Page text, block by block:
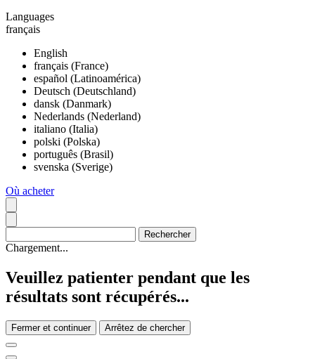
Languages
français
English
français (France)
español (Latinoamérica)
Deutsch (Deutschland)
dansk (Danmark)
Nederlands (Nederland)
italiano (Italia)
polski (Polska)
português (Brasil)
svenska (Sverige)
Où acheter
Chargement...
Veuillez patienter pendant que les
résultats sont récupérés...
Fermer et continuer Arrêtez de chercher